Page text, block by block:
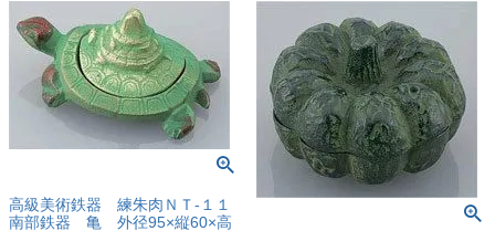
高級美術鉄器 練朱肉ＮＴ-１１
南部鉄器 亀 外径95×縦60×高